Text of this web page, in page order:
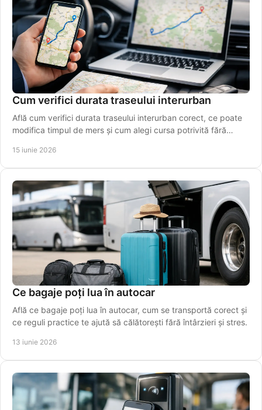
Cum verifici durata traseului interurban
Află cum verifici durata traseului interurban corect, ce poate
modifica timpul de mers și cum alegi cursa potrivită fără
15 iunie 2026
Ce bagaje poți lua în autocar
Află ce bagaje poți lua în autocar, cum se transportă corect și
ce reguli practice te ajută să călătorești fără întârzieri și stres.
13 iunie 2026